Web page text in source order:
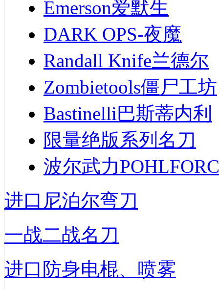
Emerson爱默生
DARK OPS-夜魔
Randall Knife兰德尔
Zombietools僵尸工坊
Bastinelli巴斯蒂内利
限量绝版系列名刀
波尔武力
进口尼泊尔弯刀
一战二战名刀
进口防身电棍、喷雾